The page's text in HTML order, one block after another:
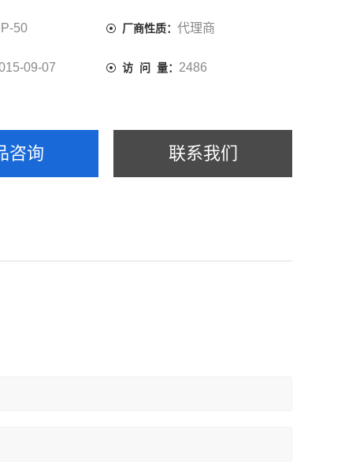
50 厂商性质： 代理商
09-07 访 问 量： 2486
咨询 联系我们